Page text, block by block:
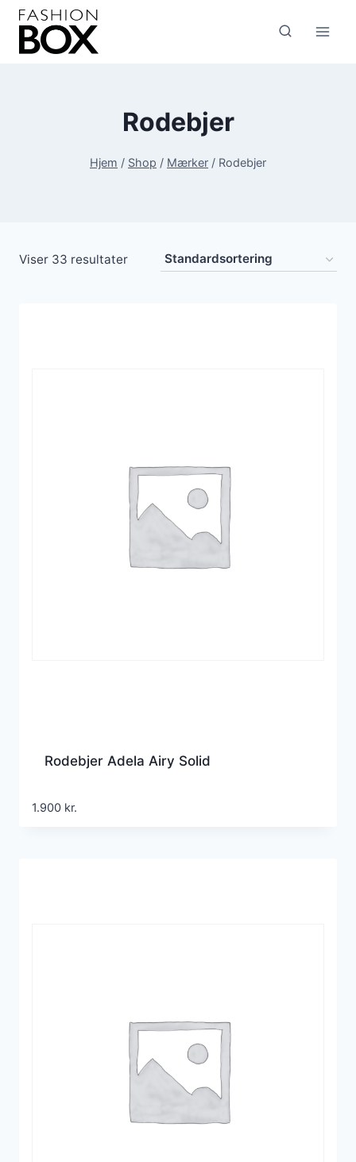
Fortsæt
indhold
Rodebjer
Hjem / Shop / Mærker / Rodebjer
Viser 33 resultater
Rodebjer Adela Airy Solid
1.900 kr.